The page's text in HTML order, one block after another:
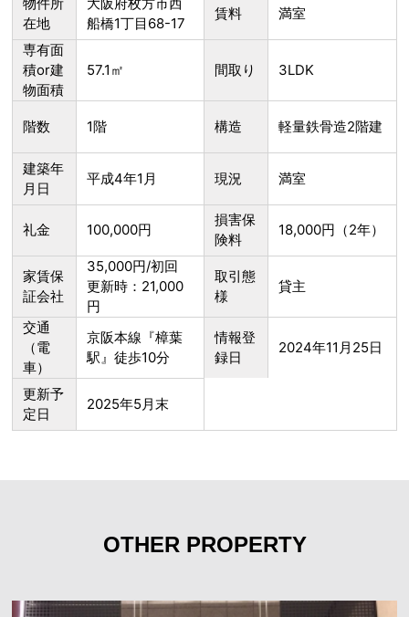
物件所
在地
大阪府枚方市西
船橋1丁目68-17
賃料 満室
専有面
積or建
物面積
57.1㎡ 間取り 3LDK
階数 1階 構造 軽量鉄骨造2階建
建築年
月日
平成4年1月 現況 満室
礼金 100,000円
損害保
険料
18,000円（2年）
家賃保
証会社
35,000円/初回
更新時：21,000
円
取引態
様
貸主
交通
（電
車）
京阪本線『樟葉
駅』徒歩10分
情報登
録日
2024年11月25日
更新予
定日
2025年5月末
OTHER PROPERTY